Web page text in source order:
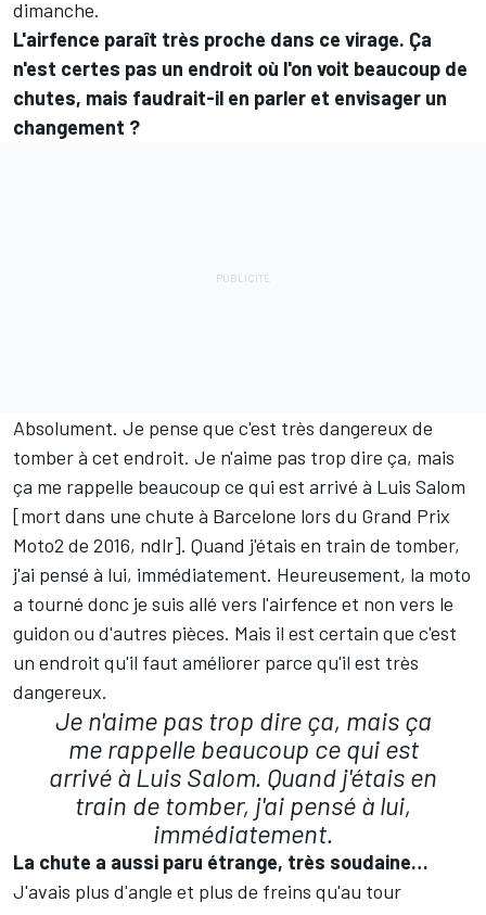
dimanche.
L'airfence paraît très proche dans ce virage. Ça
n'est certes pas un endroit où l'on voit beaucoup de
chutes, mais faudrait-il en parler et envisager un
changement ?
Absolument. Je pense que c'est très dangereux de
tomber à cet endroit. Je n'aime pas trop dire ça, mais
ça me rappelle beaucoup ce qui est arrivé à Luis Salom
[mort dans une chute à Barcelone lors du Grand Prix
Moto2 de 2016, ndlr]. Quand j'étais en train de tomber,
j'ai pensé à lui, immédiatement. Heureusement, la moto
a tourné donc je suis allé vers l'airfence et non vers le
guidon ou d'autres pièces. Mais il est certain que c'est
un endroit qu'il faut améliorer parce qu'il est très
dangereux.
Je n'aime pas trop dire ça, mais ça
me rappelle beaucoup ce qui est
arrivé à Luis Salom. Quand j'étais en
train de tomber, j'ai pensé à lui,
immédiatement.
La chute a aussi paru étrange, très soudaine…
J'avais plus d'angle et plus de freins qu'au tour